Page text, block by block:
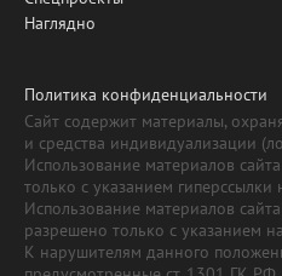
Наглядно
Политика конфиденциальности
Сайт содержит материалы,
и средства индивидуализации
Использование материалов
только с указанием гиперссылки
Использование материалов
разрешено только с указанием
К нарушителям данного